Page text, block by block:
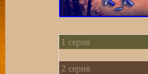
1 серия
2 серия